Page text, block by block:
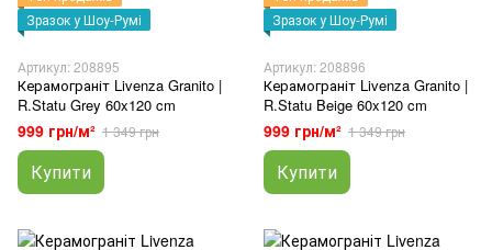
Зразок у Шоу-Румі
Артикул: 208895
Керамограніт Livenza Granito |
R.Statu Grey 60x120 cm
999 грн/м² 1 349 грн
Купити
Зразок у Шоу-Румі
Артикул: 208896
Керамограніт Livenza Granito |
R.Statu Beige 60x120 cm
999 грн/м² 1 349 грн
Купити